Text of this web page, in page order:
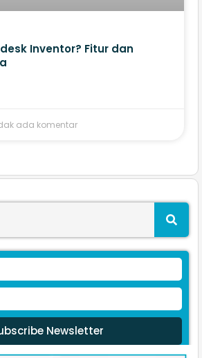
Inventor? Fitur dan
ada komentar
Newsletter